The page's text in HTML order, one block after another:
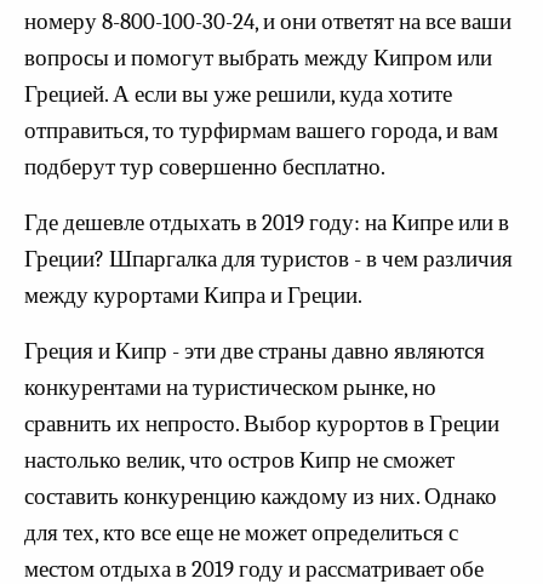
номеру 8-800-100-30-24, и они ответят на все ваши
вопросы и помогут выбрать между Кипром или
Грецией. А если вы уже решили, куда хотите
отправиться, то турфирмам вашего города, и вам
подберут тур совершенно бесплатно.
Где дешевле отдыхать в 2019 году: на Кипре или в
Греции? Шпаргалка для туристов - в чем различия
между курортами Кипра и Греции.
Греция и Кипр - эти две страны давно являются
конкурентами на туристическом рынке, но
сравнить их непросто. Выбор курортов в Греции
настолько велик, что остров Кипр не сможет
составить конкуренцию каждому из них. Однако
для тех, кто все еще не может определиться с
местом отдыха в 2019 году и рассматривает обе